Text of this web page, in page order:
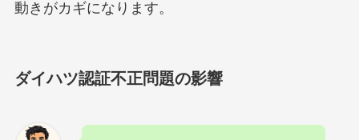
動きがカギになります。
ダイハツ認証不正問題の影響